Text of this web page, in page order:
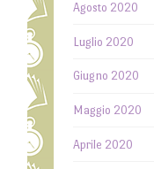
Agosto 2020
Luglio 2020
Giugno 2020
Maggio 2020
Aprile 2020